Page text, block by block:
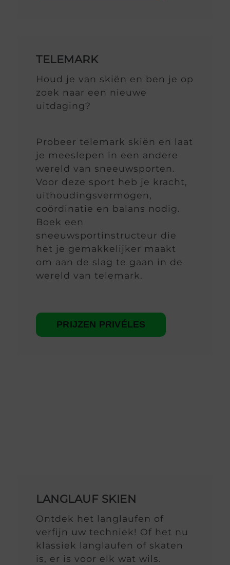
TELEMARK
Houd je van skiën en ben je op
zoek naar een nieuwe
uitdaging?
Probeer telemark skiën en laat
je meeslepen in een andere
wereld van sneeuwsporten.
Voor deze sport heb je kracht,
uithoudingsvermogen,
coördinatie en balans nodig.
Boek een
sneeuwsportinstructeur die
het je gemakkelijker maakt
om aan de slag te gaan in de
wereld van telemark.
PRIJZEN PRIVÉLES
LANGLAUF SKIEN
Ontdek het langlaufen of
verfijn uw techniek! Of het nu
klassiek langlaufen of skaten
is, er is voor elk wat wils.